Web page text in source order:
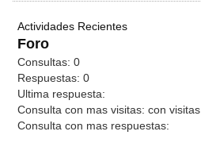
Actividades Recientes
Foro
Consultas: 0
Respuestas: 0
Ultima respuesta:
Consulta con mas visitas: con visitas
Consulta con mas respuestas: